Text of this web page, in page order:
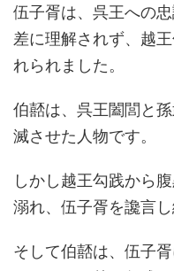
伍子胥は、呉王への
差に理解されず、越
れられました。
伯嚭は、呉王闔閭と
滅させた人物です。
しかし越王勾践から
溺れ、伍子胥を讒言し
そして伯嚭は、伍子